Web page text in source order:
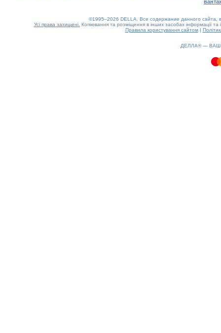
©1995–2026 DELLA. Все содержание данного сайта,
Усі права захищені. Копіювання та розміщення в інших засобах інформації
Правила користування сайтом|
ДЕЛЛА® —